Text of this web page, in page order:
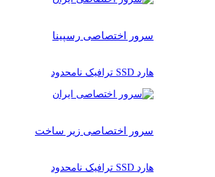
سرور اختصاصی رسپینا
هارد SSD ترافیک نامحدود
سرور اختصاصی زیر ساخت
هارد SSD ترافیک نامحدود